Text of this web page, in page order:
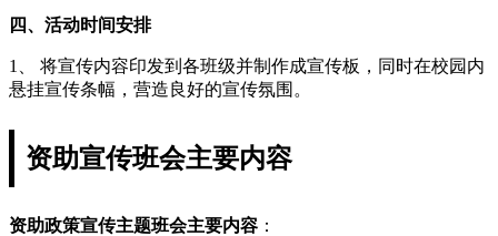
四、活动时间安排
1、 将宣传内容印发到各班级并制作成宣传板，同时在校园内
悬挂宣传条幅，营造良好的宣传氛围。
资助宣传班会主要内容
资助政策宣传主题班会主要内容 ：